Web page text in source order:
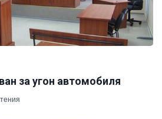
за угон автомобиля